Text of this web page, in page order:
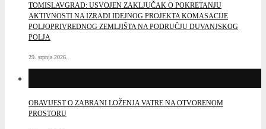
TOMISLAVGRAD: USVOJEN ZAKLJUČAK O POKRETANJU
AKTIVNOSTI NA IZRADI IDEJNOG PROJEKTA KOMASACIJE
POLJOPRIVREDNOG ZEMLJIŠTA NA PODRUČJU DUVANJSKOG
POLJA
29. srpnja 2026.
OBAVIJEST O ZABRANI LOŽENJA VATRE NA OTVORENOM
PROSTORU